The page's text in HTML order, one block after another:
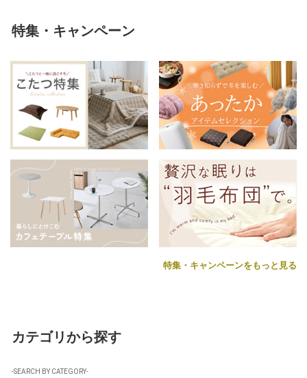
特集・キャンペーン
特集・キャンペーンをもっと見る
カテゴリから探す
-SEARCH BY CATEGORY-